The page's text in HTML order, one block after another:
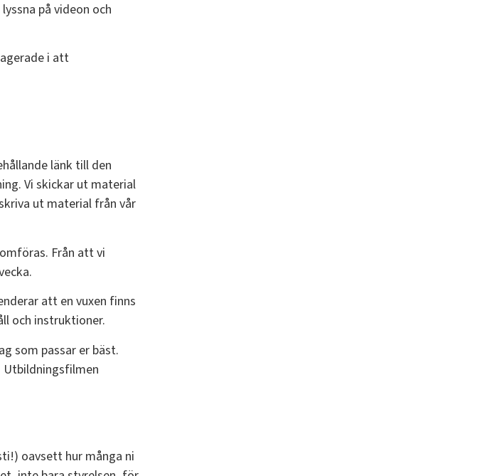
på videon och
i att
länk till den
Vi skickar ut material
ut material från vår
Från att vi
att en vuxen finns
och instruktioner.
som passar er bäst.
Utbildningsfilmen
oavsett hur många ni